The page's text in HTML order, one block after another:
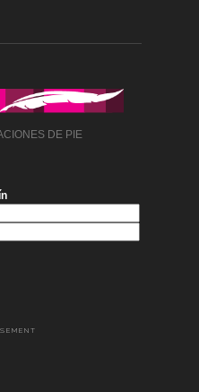
DE PIE